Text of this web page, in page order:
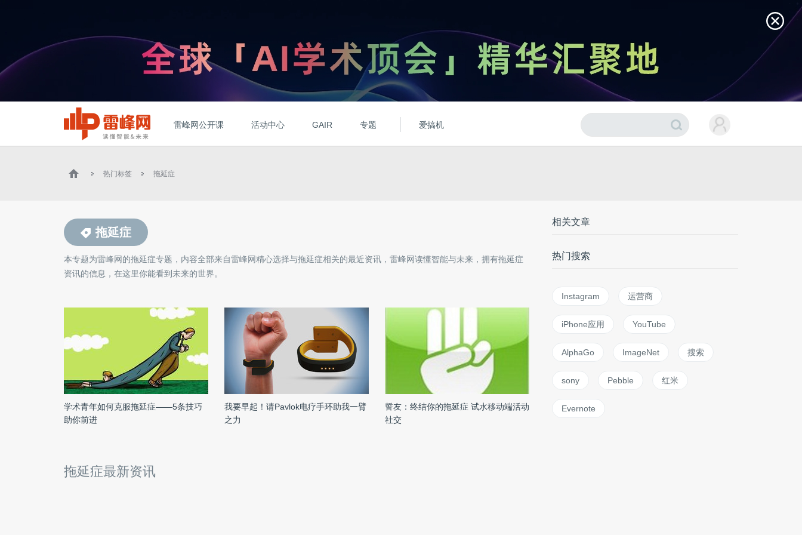
雷峰网公开课 活动中心 GAIR 专题 爱搞机
热门标签 拖延症
拖延症
本专题为雷峰网的拖延症专题，内容全部来自雷峰网精心选择与拖延症相关的最近资讯，雷峰网读懂智能与未来，拥有拖延症
资讯的信息，在这里你能看到未来的世界。
学术青年如何克服拖延症——5条技巧
助你前进
我要早起！请Pavlok电疗手环助我一臂
之力
誓友：终结你的拖延症 试水移动端活动
社交
拖延症最新资讯
相关文章
热门搜索
Instagram 运营商
iPhone应用 YouTube
AlphaGo ImageNet 搜索
sony Pebble 红米
Evernote